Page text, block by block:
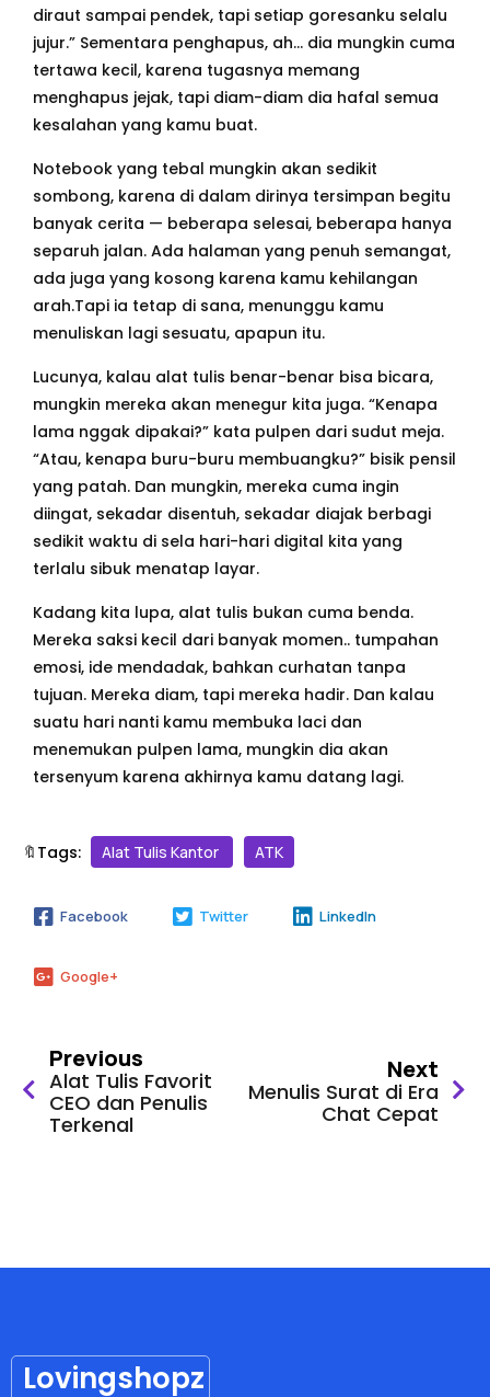
diraut sampai pendek, tapi setiap goresanku selalu
jujur.” Sementara penghapus, ah… dia mungkin cuma
tertawa kecil, karena tugasnya memang
menghapus jejak, tapi diam-diam dia hafal semua
kesalahan yang kamu buat.
Notebook yang tebal mungkin akan sedikit
sombong, karena di dalam dirinya tersimpan begitu
banyak cerita — beberapa selesai, beberapa hanya
separuh jalan. Ada halaman yang penuh semangat,
ada juga yang kosong karena kamu kehilangan
arah.Tapi ia tetap di sana, menunggu kamu
menuliskan lagi sesuatu, apapun itu.
Lucunya, kalau alat tulis benar-benar bisa bicara,
mungkin mereka akan menegur kita juga. “Kenapa
lama nggak dipakai?” kata pulpen dari sudut meja.
“Atau, kenapa buru-buru membuangku?” bisik pensil
yang patah. Dan mungkin, mereka cuma ingin
diingat, sekadar disentuh, sekadar diajak berbagi
sedikit waktu di sela hari-hari digital kita yang
terlalu sibuk menatap layar.
Kadang kita lupa, alat tulis bukan cuma benda.
Mereka saksi kecil dari banyak momen.. tumpahan
emosi, ide mendadak, bahkan curhatan tanpa
tujuan. Mereka diam, tapi mereka hadir. Dan kalau
suatu hari nanti kamu membuka laci dan
menemukan pulpen lama, mungkin dia akan
tersenyum karena akhirnya kamu datang lagi.
🔖Tags: Alat Tulis Kantor ATK
Facebook Twitter LinkedIn
Google+
Previous
Alat Tulis Favorit
CEO dan Penulis
Terkenal
Next
Menulis Surat di Era
Chat Cepat
Lovingshopz